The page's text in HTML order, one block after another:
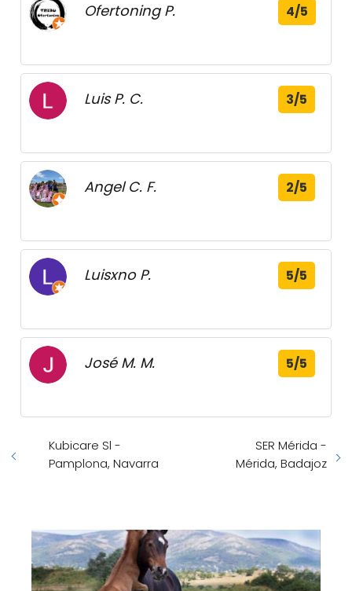
Ofertoning P. 4/5
Luis P. C. 3/5
Angel C. F. 2/5
Luisxno P. 5/5
José M. M. 5/5
Kubicare Sl -
Pamplona, Navarra
SER Mérida -
Mérida, Badajoz